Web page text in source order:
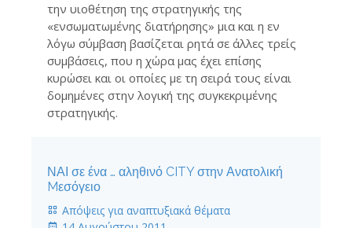
την υιοθέτηση της στρατηγικής της
«ενσωματωμένης διατήρησης» μια και η εν
λόγω σύμβαση βασίζεται ρητά σε άλλες τρείς
συμβάσεις, που η χώρα μας έχει επίσης
κυρώσει και οι οποίες με τη σειρά τους είναι
δομημένες στην λογική της συγκεκριμένης
στρατηγικής.
ΝΑΙ σε ένα … αληθινό CITY στην Ανατολική
Mεσόγειο
Απόψεις για αναπτυξιακά θέματα